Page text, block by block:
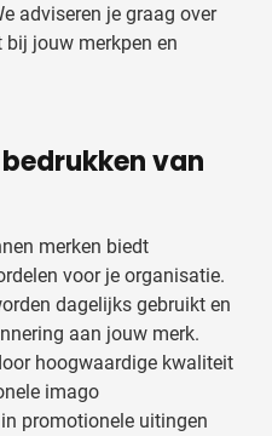
adviseren je graag over
jouw merkpen en
van
merken biedt
voor je organisatie.
dagelijks gebruikt en
aan jouw merk.
hoogwaardige kwaliteit
imago
promotionele uitingen